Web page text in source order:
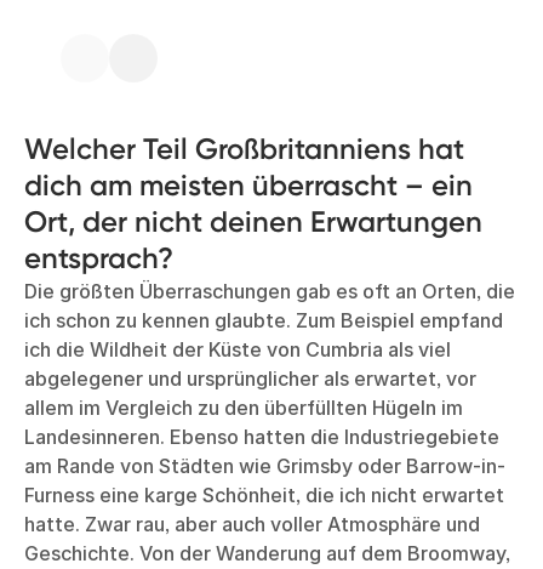
Welcher Teil Großbritanniens hat
dich am meisten überrascht – ein
Ort, der nicht deinen Erwartungen
entsprach?
Die größten Überraschungen gab es oft an Orten, die
ich schon zu kennen glaubte. Zum Beispiel empfand
ich die Wildheit der Küste von Cumbria als viel
abgelegener und ursprünglicher als erwartet, vor
allem im Vergleich zu den überfüllten Hügeln im
Landesinneren. Ebenso hatten die Industriegebiete
am Rande von Städten wie Grimsby oder Barrow-in-
Furness eine karge Schönheit, die ich nicht erwartet
hatte. Zwar rau, aber auch voller Atmosphäre und
Geschichte. Von der Wanderung auf dem Broomway,